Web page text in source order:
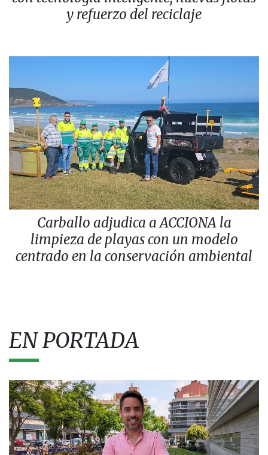
y refuerzo del reciclaje
Carballo adjudica a ACCIONA la
limpieza de playas con un modelo
centrado en la conservación ambiental
EN PORTADA